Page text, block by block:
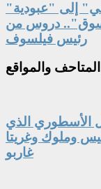
"من النمل الشيوعي" إلى "عبودية
دروس من
رئيس فيلسوف
والمواقع
الأسطوري الذي
وملوك وغريتا
غاربو